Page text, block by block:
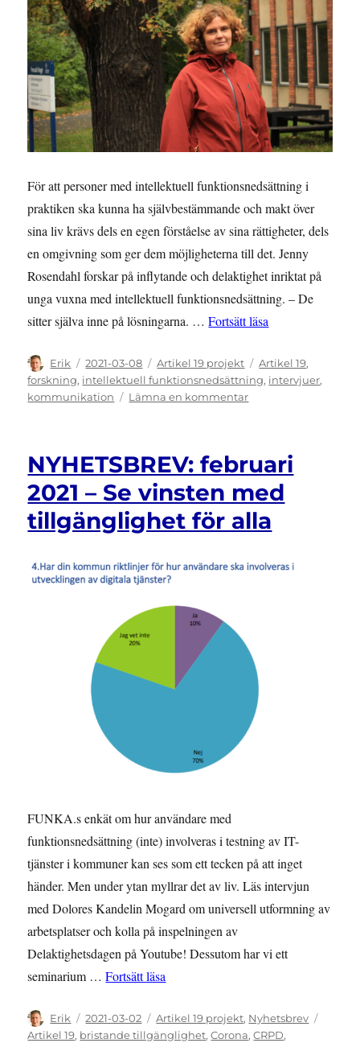
För att personer med intellektuell funktionsnedsättning i
praktiken ska kunna ha självbestämmande och makt över
sina liv krävs dels en egen förståelse av sina rättigheter, dels
en omgivning som ger dem möjligheterna till det. Jenny
Rosendahl forskar på inflytande och delaktighet inriktat på
unga vuxna med intellektuell funktionsnedsättning. – De
sitter själva inne på lösningarna. …Fortsätt läsa
Författare
Erik
Publicerat
den
2021-03-08 Kategorier
Artikel 19 projekt Etiketter
Artikel 19,
forskning, intellektuell funktionsnedsättning, intervjuer,
kommunikation
Lämna en kommentartill
andra”
NYHETSBREV: februari
2021 – Se vinsten med
tillgänglighet för alla
FUNKA.s enkät om hur användare med
funktionsnedsättning (inte) involveras i testning av IT-
tjänster i kommuner kan ses som ett tecken på att inget
händer. Men under ytan myllrar det av liv. Läs intervjun
med Dolores Kandelin Mogard om universell utformning av
arbetsplatser och kolla på inspelningen av
Delaktighetsdagen på Youtube! Dessutom har vi ett
seminarium …Fortsätt läsa
Författare
Erik
Publicerat
den
2021-03-02 Kategorier
Artikel 19 projekt, Nyhetsbrev
Artikel 19, bristande tillgänglighet,Corona,CRPD,